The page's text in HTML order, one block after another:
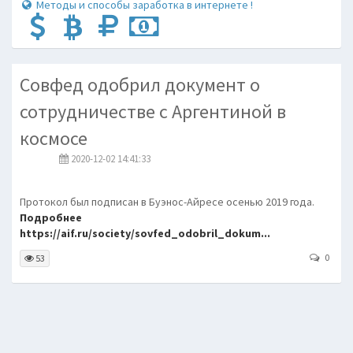
Методы и способы заработка в интернете !
Совфед одобрил документ о
сотрудничестве с Аргентиной в
космосе
2020-12-02 14:41:33
Протокол был подписан в Буэнос-Айресе осенью 2019 года.
Подробнее
https://aif.ru/society/sovfed_odobril_dokum...
53 0